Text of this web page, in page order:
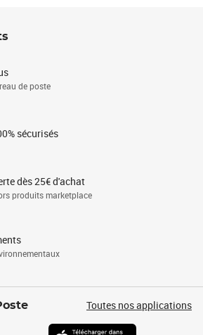
de poste
sécurisés
dès 25€ d'achat
produits marketplace
Toutes nos applications